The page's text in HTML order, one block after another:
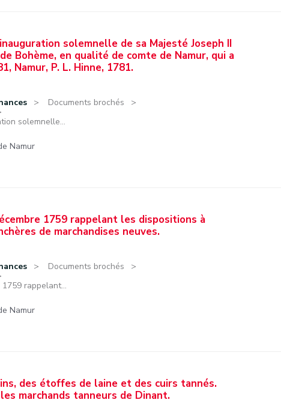
solemnelle de sa Majesté Joseph II
Bohème, en qualité de comte de Namur, qui a
Namur, P. L. Hinne, 1781.
Documents brochés
solemnelle...
Namur
1759 rappelant les dispositions à
de marchandises neuves.
Documents brochés
rappelant...
Namur
des étoffes de laine et des cuirs tannés.
marchands tanneurs de Dinant.